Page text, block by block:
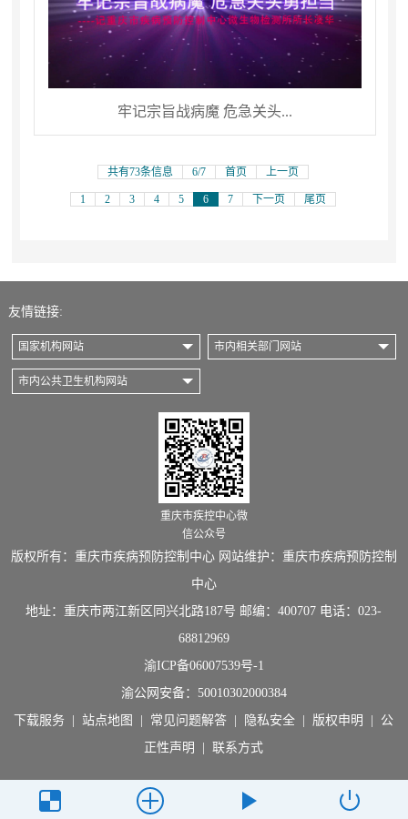
牢记宗旨战病魔 危急关头...
共有73条信息 6/7 首页 上一页
1 2 3 4 5 6 7 下一页 尾页
友情链接:
国家机构网站 市内相关部门网站
市内公共卫生机构网站
重庆市疾控中心微
信公众号
版权所有：重庆市疾病预防控制中心 网站维护：重庆市疾病预防控制
中心
地址：重庆市两江新区同兴北路187号 邮编：400707 电话：023-
68812969
渝ICP备06007539号-1
渝公网安备： 50010302000384
下载服务 |站点地图 | 常见问题解答 | 隐私安全 | 版权申明 | 公
正性声明
|联系方式